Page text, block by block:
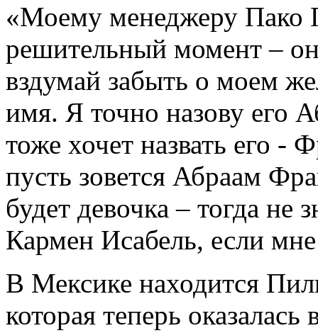
«Моему менеджеру Пако
решительный момент –
вздумай забыть о моем
имя. Я точно назову его
тоже хочет назвать его -
пусть зовется Абраам
будет девочка – тогда не
Кармен Исабель, если
В Мексике находится
которая теперь